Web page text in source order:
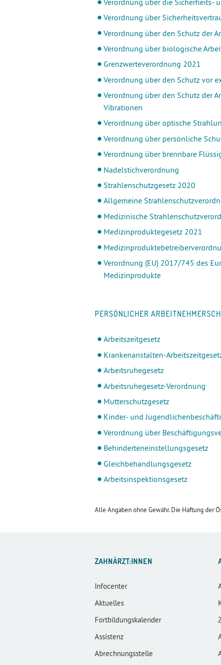
Verordnung über
Verordnung über den Schutz der
Verordnung über biologische
Grenzwerteverordnung 2021
Verordnung über den Schutz vor
Verordnung über den Schutz der
Vibrationen
Verordnung über optische
Verordnung über persönliche
Verordnung über brennbare
Nadelstichverordnung
Strahlenschutzgesetz 2020
Allgemeine
Medizinische
Medizinproduktegesetz 2021
Verordnung (EU) 2017/745 des
Medizinprodukte
PERSÖNLICHER
Arbeitszeitgesetz
Krankenanstalten-
Arbeitsruhegesetz
Arbeitsruhegesetz-Verordnung
Mutterschutzgesetz
Kinder- und
Verordnung über
Behinderteneinstellungsgesetz
Gleichbehandlungsgesetz
Arbeitsinspektionsgesetz
Alle Angaben ohne Gewähr. Die Haftung der
ZAHNÄRZT:INNEN
Infocenter
Aktuelles
Fortbildungskalender
Assistenz
Abrechnungsstelle